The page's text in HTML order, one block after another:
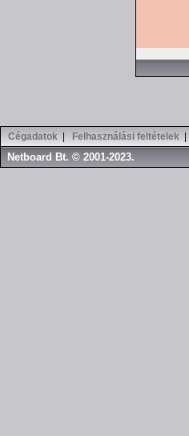
Cégadatok Felhasználási feltételek
Netboard Bt. © 2001-2023.